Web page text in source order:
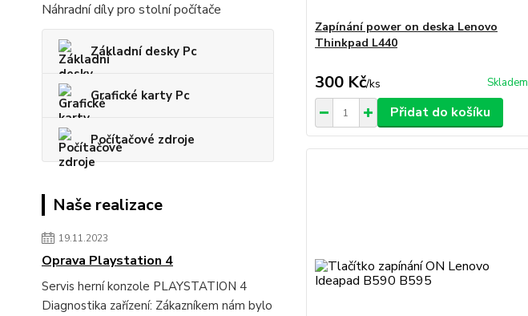
Náhradní díly pro stolní počítače
Základní desky Pc
Grafické karty Pc
Počítačové zdroje
Naše realizace
19.11.2023
Oprava Playstation 4
Servis herní konzole PLAYSTATION 4
Diagnostika zařízení: Zákazníkem nám bylo
Zapínání power on deska Lenovo
Thinkpad L440
300 Kč/ks Skladem
Přidat do košíku